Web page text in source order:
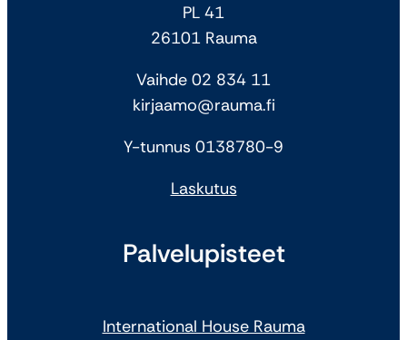
PL 41
26101 Rauma
Vaihde 02 834 11
kirjaamo@rauma.fi
Y-tunnus 0138780-9
Laskutus
Palvelupisteet
International House Rauma